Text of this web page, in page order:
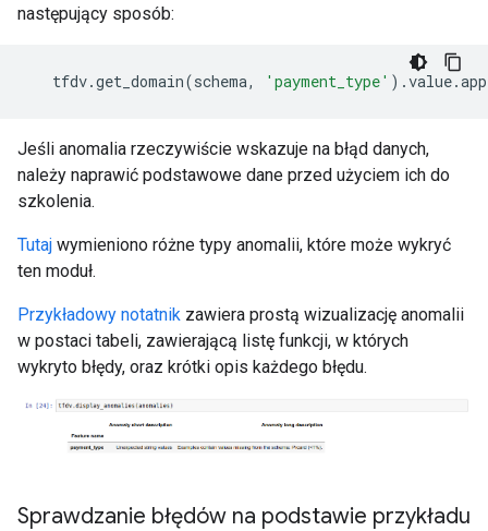
następujący sposób:
tfdv.get_domain(schema, 'payment_type' ) .value.
Jeśli anomalia rzeczywiście wskazuje na błąd danych,
należy naprawić podstawowe dane przed użyciem ich do
szkolenia.
Tutaj wymieniono różne typy anomalii, które może wykryć
ten moduł.
Przykładowy notatnik zawiera prostą wizualizację anomalii
w postaci tabeli, zawierającą listę funkcji, w których
wykryto błędy, oraz krótki opis każdego błędu.
Sprawdzanie błędów na podstawie przykładu